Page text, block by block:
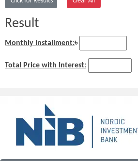
Result
Monthly Installment:৳
Total Price with Interest: